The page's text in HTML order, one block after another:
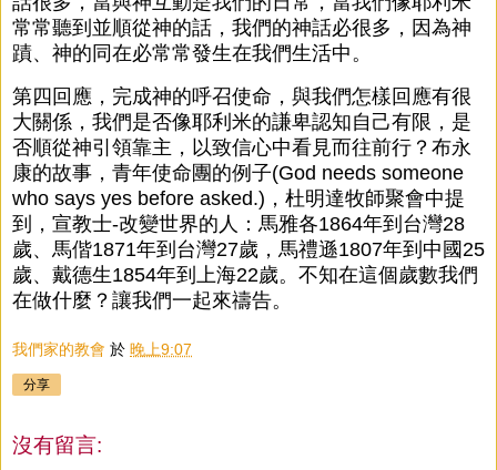
常常聽到並順從神的話，我們的神話必很多，因為神
蹟、神的同在必常常發生在我們生活中。
第四回應，完成神的呼召使命，與我們怎樣回應有很
大關係，我們是否像耶利米的謙卑認知自己有限，是
否順從神引領靠主，以致信心中看見而往前行？布永
康的故事，青年使命團的例子(God needs someone
who says yes before asked.)，杜明達牧師聚會中提
到，宣教士-改變世界的人：馬雅各1864年到台灣28
歲、馬偕1871年到台灣27歲，馬禮遜1807年到中國25
歲、戴德生1854年到上海22歲。不知在這個歲數我們
在做什麼？讓我們一起來禱告。
我們家的教會 於 晚上9:07
分享
沒有留言: